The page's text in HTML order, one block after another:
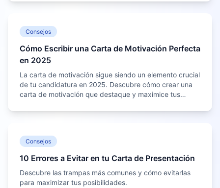
Consejos
Cómo Escribir una Carta de Motivación Perfecta
en 2025
La carta de motivación sigue siendo un elemento crucial
de tu candidatura en 2025. Descubre cómo crear una
carta de motivación que destaque y maximice tus
Consejos
10 Errores a Evitar en tu Carta de Presentación
Descubre las trampas más comunes y cómo evitarlas
para maximizar tus posibilidades.